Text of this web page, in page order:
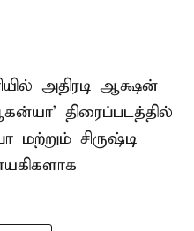
அதிரடி ஆக்ஷன்
திரைப்படத்தில்
மற்றும் சிருஷ்டி